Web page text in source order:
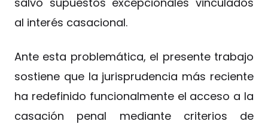
al interés casacional.
Ante esta problemática, el presente trabajo
sostiene que la jurisprudencia más reciente
ha redefinido funcionalmente el acceso a la
casación penal mediante criterios de